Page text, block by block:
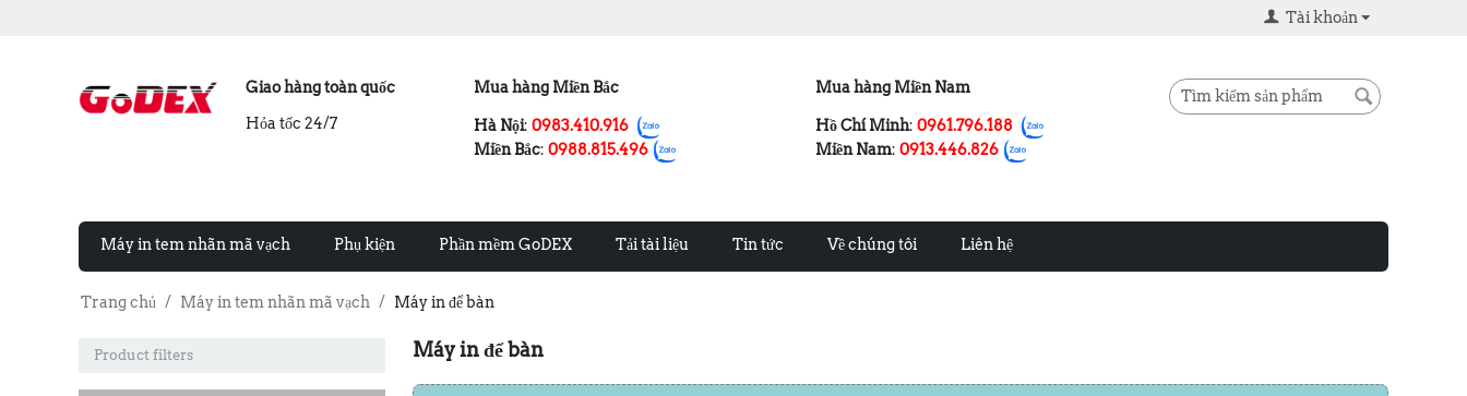
Tài khoản
Giao hàng toàn quốc
Hỏa tốc 24/7
Mua hàng Miền Bắc
Hà Nội: 0983.410.916
Miền Bắc: 0988.815.496
Mua hàng Miền Nam
Hồ Chí Minh: 0961.796.188
Miền Nam: 0913.446.826
Máy in tem nhãn mã vạch Phụ kiện Phần mềm GoDEX Tải tài liệu Tin tức Về chúng tôi Liên hệ
Trang chủ / Máy in tem nhãn mã vạch / Máy in để bàn
Product filters Máy in để bàn